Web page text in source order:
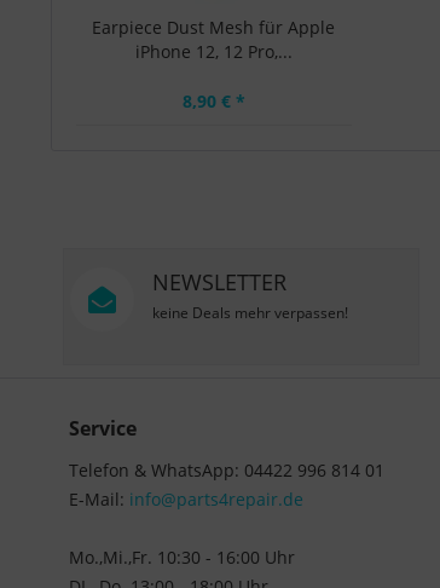
Earpiece Dust Mesh für Apple
iPhone 12, 12 Pro,...
8,90 € *
NEWSLETTER
keine Deals mehr verpassen!
Service
Telefon & WhatsApp: 04422 996 814 01
E-Mail: info@parts4repair.de
Mo.,Mi.,Fr. 10:30 - 16:00 Uhr